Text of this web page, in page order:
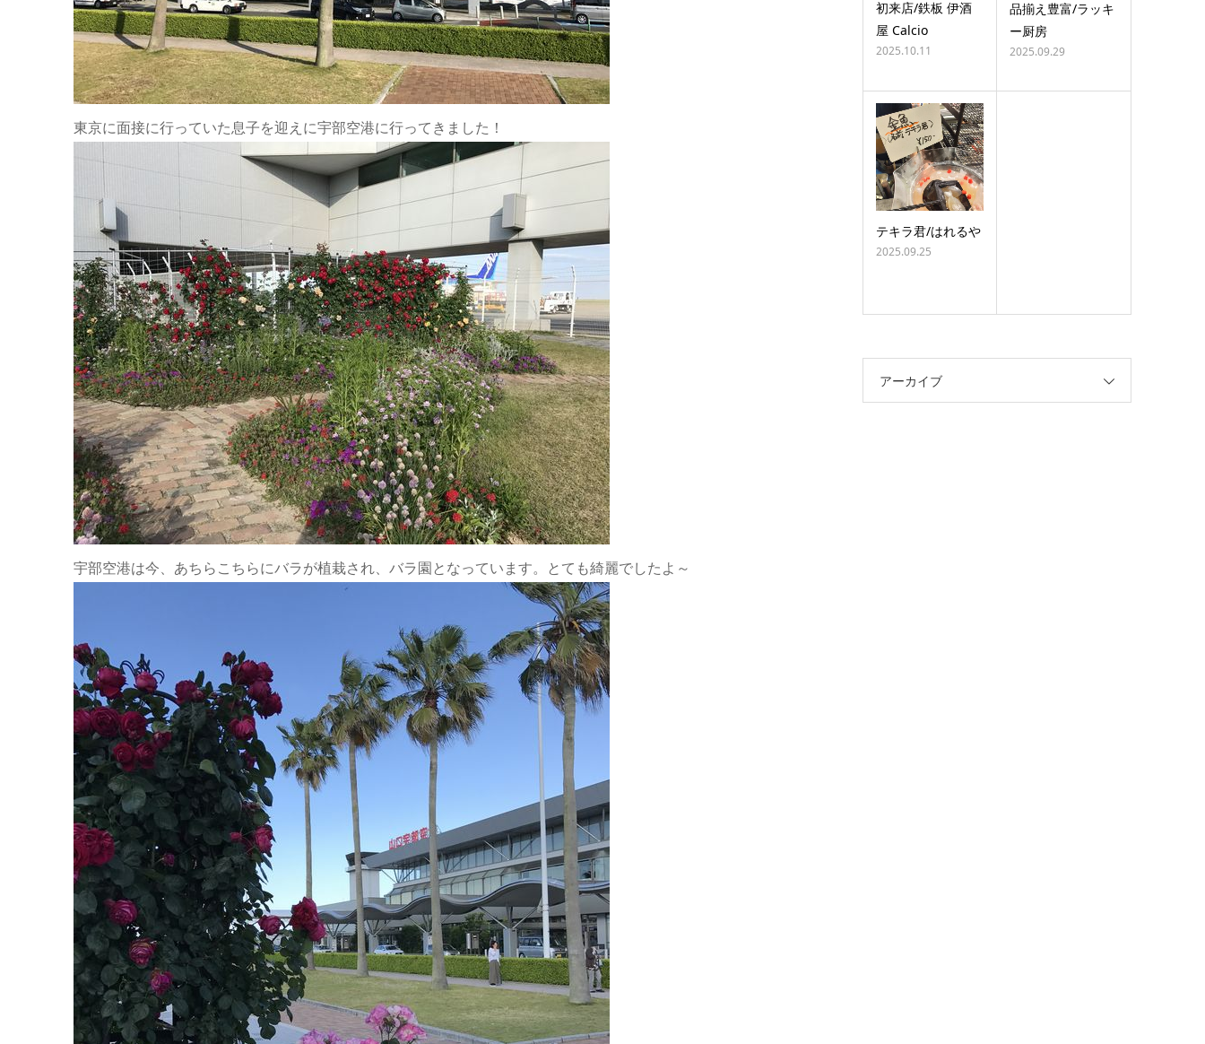
東京に面接に行っていた息子を迎えに宇部空港に行ってきました！
宇部空港は今、あちらこちらにバラが植栽され、バラ園となっています。とても綺麗でしたよ～
初来店/鉄板 伊酒
屋 Calcio
2025.10.11
品揃え豊富/ラッキ
ー厨房
2025.09.29
テキラ君/はれるや
2025.09.25
アーカイブ